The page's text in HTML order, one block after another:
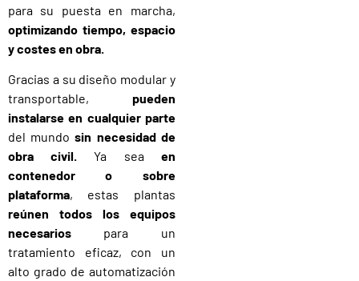
para su puesta en marcha,
optimizando tiempo, espacio
y costes en obra.
Gracias a su diseño modular y
transportable, pueden
instalarse en cualquier parte
del mundo sin necesidad de
obra civil. Ya sea en
contenedor o sobre
plataforma, estas plantas
reúnen todos los equipos
necesarios para un
tratamiento eficaz, con un
alto grado de automatización